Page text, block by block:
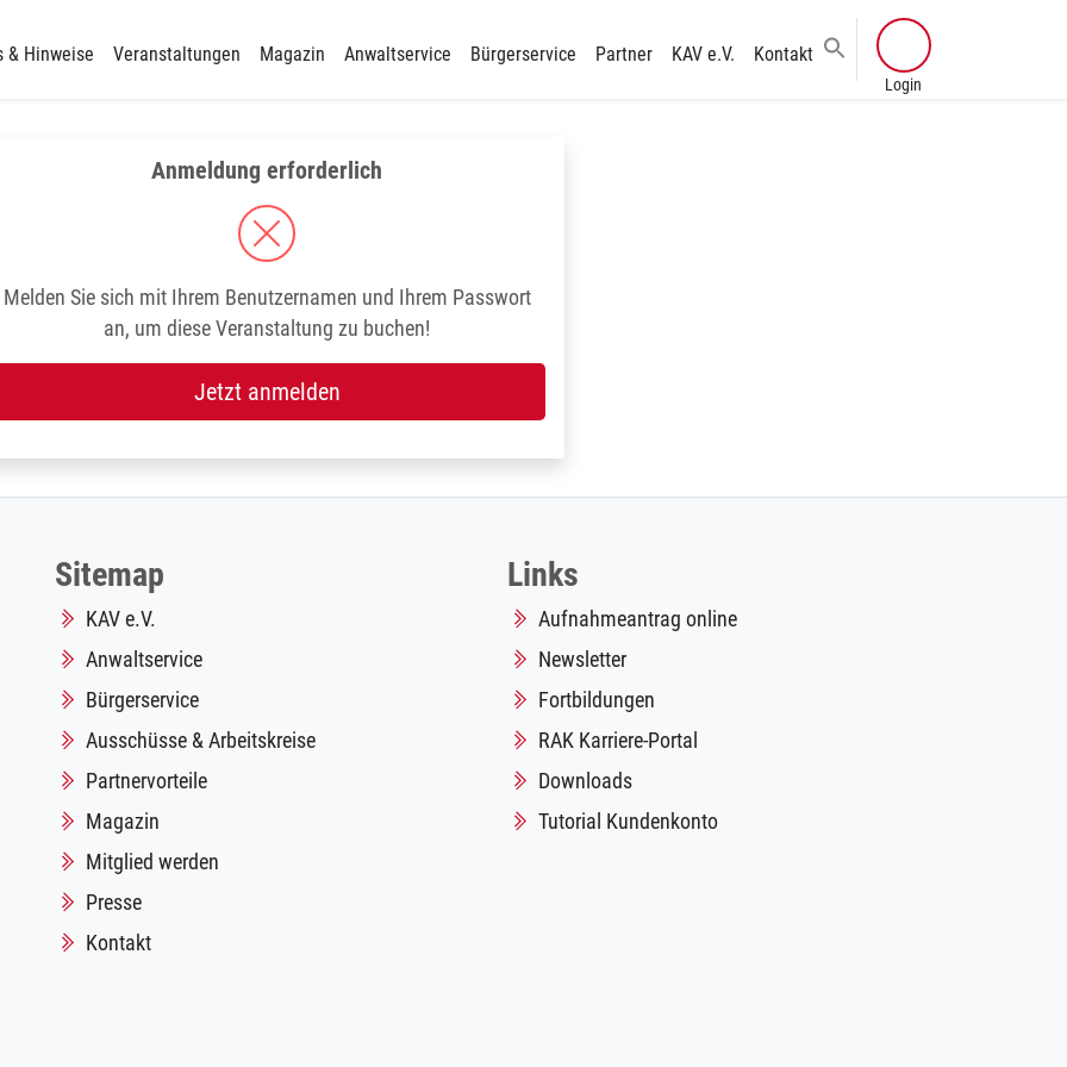
& Hinweise Veranstaltungen Magazin Anwaltservice Bürgerservice Partner KAV e.V. Kontakt
Anmeldung erforderlich
Melden Sie sich mit Ihrem Benutzernamen und Ihrem Passwort
an, um diese Veranstaltung zu buchen!
Jetzt anmelden
Sitemap
KAV e.V.
Anwaltservice
Bürgerservice
Ausschüsse & Arbeitskreise
Partnervorteile
Magazin
Mitglied werden
Presse
Kontakt
Links
Aufnahmeantrag online
Newsletter
Fortbildungen
RAK Karriere-Portal
Downloads
Tutorial Kundenkonto